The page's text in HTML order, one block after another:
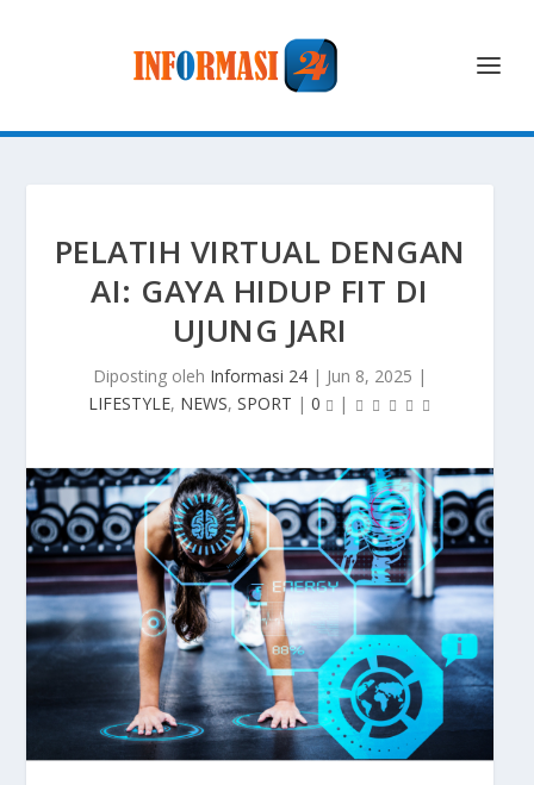
PELATIH VIRTUAL DENGAN
AI: GAYA HIDUP FIT DI
UJUNG JARI
Diposting oleh Informasi 24 | Jun 8, 2025 |
LIFESTYLE, NEWS, SPORT | 0 |